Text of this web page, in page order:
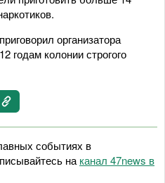
организатора
годам колонии строгого
событиях в
на канал 47news в